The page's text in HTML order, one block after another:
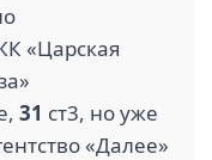
«Царская
31 ст3, но уже
«Далее»